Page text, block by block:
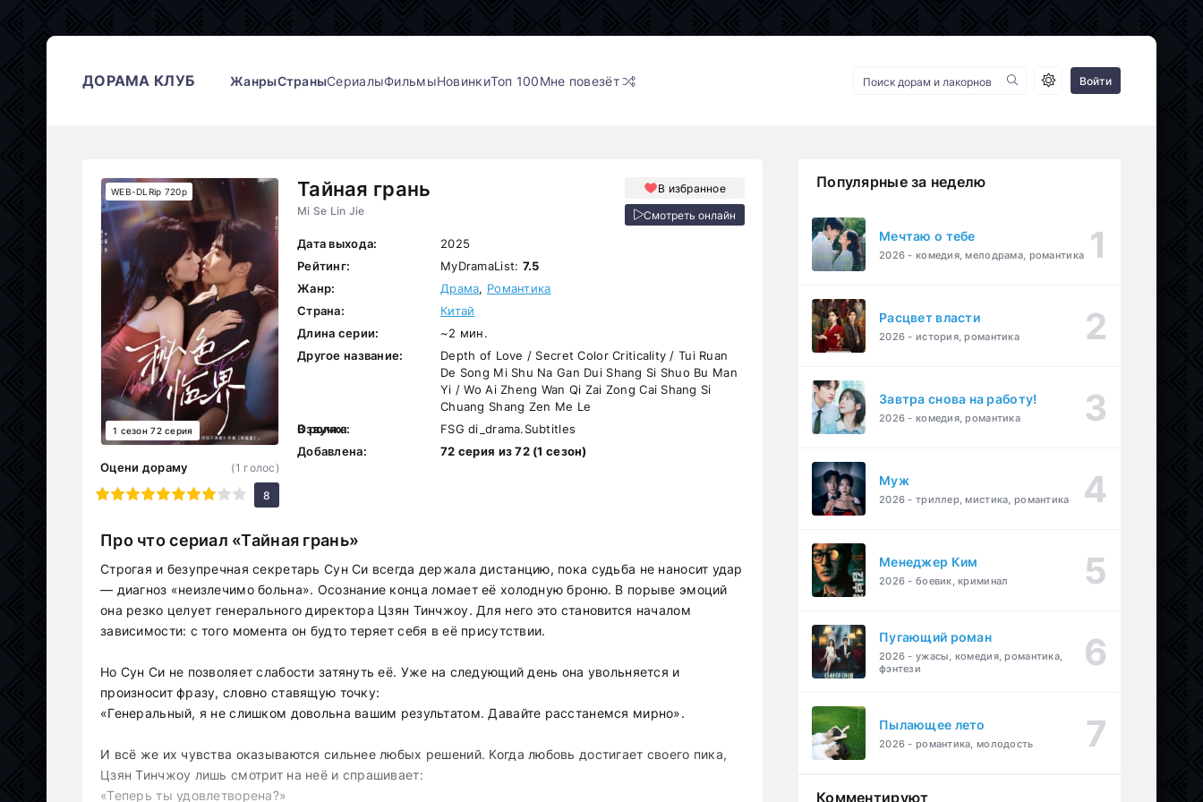
ДОРАМА КЛУБ ЖанрыСтраныСериалыФильмыНовинкиТоп 100Мне повезёт Войти
Тайная грань
Mi Se Lin Jie
В избранное
Смотреть онлайн
WEB-DLRip 720p
1 сезон 72 серия
Оцени дораму
7 8 9 10
(1 голос)
8
Дата выхода:
2025
Рейтинг:
MyDramaList: 7.5
Жанр:
Драма, Романтика
Страна:
Китай
Длина серии:
~2 мин.
Другое название:
Depth of Love / Secret Color Criticality / Tui Ruan
De Song Mi Shu Na Gan Dui Shang Si Shuo Bu Man
Yi / Wo Ai Zheng Wan Qi Zai Zong Cai Shang Si
Chuang Shang Zen Me Le
В ролях:
Озвучка:
FSG di_drama.Subtitles
Добавлена:
72 серия из 72 (1 сезон)
Про что сериал «Тайная грань»
Строгая и безупречная секретарь Сун Си всегда держала дистанцию, пока судьба не наносит удар
— диагноз «неизлечимо больна». Осознание конца ломает её холодную броню. В порыве эмоций
она резко целует генерального директора Цзян Тинчжоу. Для него это становится началом
зависимости: с того момента он будто теряет себя в её присутствии.
Но Сун Си не позволяет слабости затянуть её. Уже на следующий день она увольняется и
произносит фразу, словно ставящую точку:
«Генеральный, я не слишком довольна вашим результатом. Давайте расстанемся мирно».
И всё же их чувства оказываются сильнее любых решений. Когда любовь достигает своего пика,
Цзян Тинчжоу лишь смотрит на неё и спрашивает:
«Теперь ты удовлетворена?»
Популярные за неделю
Мечтаю о тебе
2026 - комедия, мелодрама, романтика
Расцвет власти
2026 - история, романтика
Завтра снова на работу!
2026 - комедия, романтика
Муж
2026 - триллер, мистика, романтика
Менеджер Ким
2026 - боевик, криминал
Пугающий роман
2026 - ужасы, комедия, романтика,
фэнтези
Пылающее лето
2026 - романтика, молодость
Комментируют